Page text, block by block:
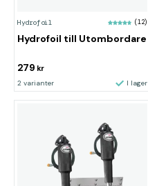
Hydrofoil (12)
Hydrofoil till Utombordare
279 kr
2 varianter I lager